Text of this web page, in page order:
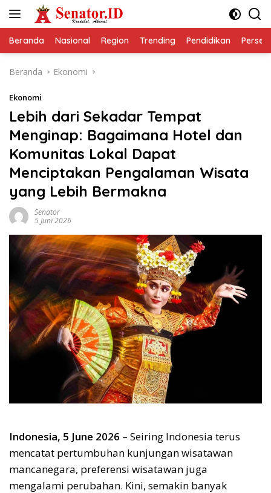
Beranda Nasional Region Trending Pendidikan
Beranda Ekonomi
Ekonomi
Lebih dari Sekadar Tempat
Menginap: Bagaimana Hotel dan
Komunitas Lokal Dapat
Menciptakan Pengalaman Wisata
yang Lebih Bermakna
Senator
5 Juni 2026
Indonesia, 5 June 2026 – Seiring Indonesia terus
mencatat pertumbuhan kunjungan wisatawan
mancanegara, preferensi wisatawan juga
mengalami perubahan. Kini, semakin banyak